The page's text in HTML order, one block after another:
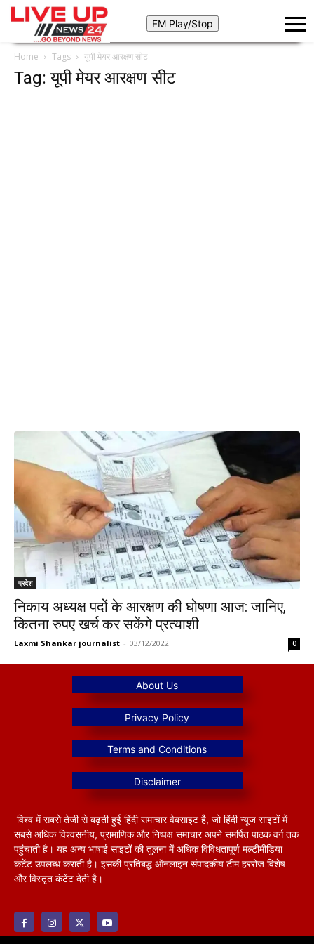
Home Tags यूपी मेयर आरक्षण सीट
Tag: यूपी मेयर आरक्षण सीट
प्रदेश
निकाय अध्यक्ष पदों के आरक्षण की घोषणा आज: जानिए,
कितना रुपए खर्च कर सकेंगे प्रत्याशी
Laxmi Shankar journalist - 03/12/2022 0
विश्व में सबसे तेजी से बढ़ती हुई हिंदी समाचार वेबसाइट है, जो हिंदी न्यूज साइटों में
सबसे अधिक विश्वसनीय, प्रामाणिक और निष्पक्ष समाचार अपने समर्पित पाठक वर्ग तक
पहुंचाती है। यह अन्य भाषाई साइटों की तुलना में अधिक विविधतापूर्ण मल्टीमीडिया
कंटेंट उपलब्ध कराती है। इसकी प्रतिबद्ध ऑनलाइन संपादकीय टीम हररोज विशेष
और विस्तृत कंटेंट देती है।